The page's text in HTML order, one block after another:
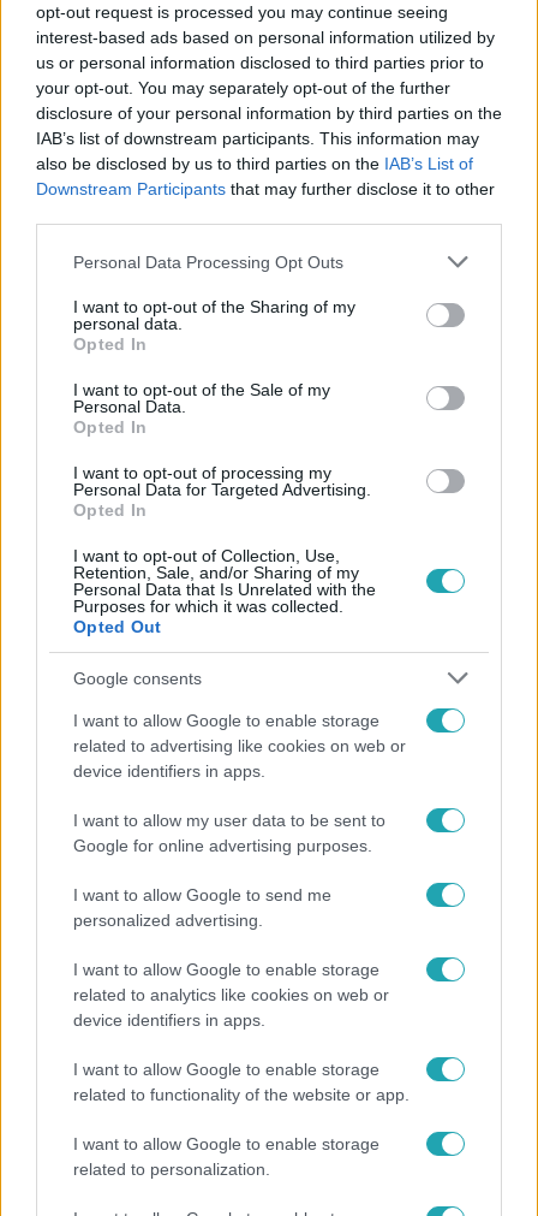
opt-out request is processed you may continue seeing
interest-based ads based on personal information utilized by
us or personal information disclosed to third parties prior to
your opt-out. You may separately opt-out of the further
disclosure of your personal information by third parties on the
IAB’s list of downstream participants. This information may
also be disclosed by us to third parties on the IAB’s List of
Downstream Participants that may further disclose it to other
Please note that this website/app uses one or more Google
not limited to your visit or usage behaviour. You may click to
grant or deny consent to Google and its third-party tags to
use your data for below specified purposes in below Google
consent section.
Personal Data Processing Opt Outs
I want to opt-out of the Sharing of my
personal data.
Opted In
I want to opt-out of the Sale of my
Personal Data.
Opted In
I want to opt-out of processing my
Personal Data for Targeted Advertising.
Opted In
I want to opt-out of Collection, Use,
Retention, Sale, and/or Sharing of my
Personal Data that Is Unrelated with the
Purposes for which it was collected.
Opted Out
Google consents
I want to allow Google to enable storage
related to advertising like cookies on web or
device identifiers in apps.
I want to allow my user data to be sent to
Google for online advertising purposes.
I want to allow Google to send me
personalized advertising.
I want to allow Google to enable storage
related to analytics like cookies on web or
device identifiers in apps.
I want to allow Google to enable storage
related to functionality of the website or app.
I want to allow Google to enable storage
related to personalization.
TUDOMÁNY-TECH SEBÉSZET # SEBÉSZ
#ROBOT #DAGANAT #TUMOR
#DAGANATOS BETEGSÉG # RÁK #MŰTÉT
#BEAVATKOZÁS #EGÉSZSÉG
Népszerű
Átvonul a hidegfront az országon – így alakul a
hőmérséklet a hét második felében